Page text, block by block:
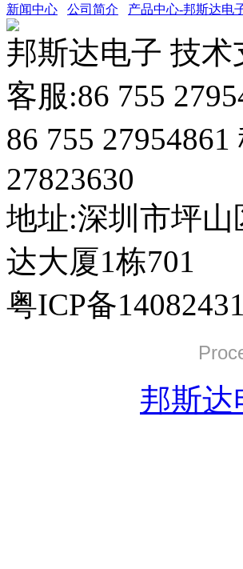
新闻中心 公司简介 产品中心-邦斯达电
邦斯达电子 技术
客服:86 755
86 755
27823630
地址:深圳市坪
达大厦1栋701
粤ICP备
邦斯达